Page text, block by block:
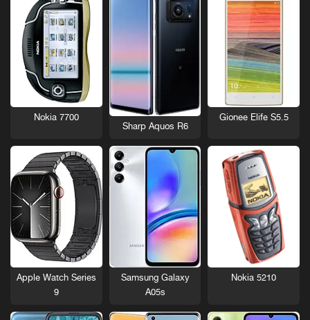
Gionee Elife S5.5
Sharp Aquos R6
Nokia 7700
Nokia 5210
Samsung Galaxy
A05s
Apple Watch Series
9